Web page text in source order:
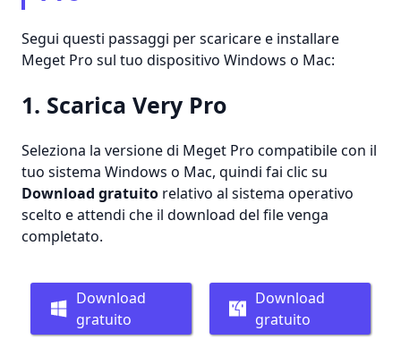
Segui questi passaggi per scaricare e installare
Meget Pro sul tuo dispositivo Windows o Mac:
1. Scarica Very Pro
Seleziona la versione di Meget Pro compatibile con il
tuo sistema Windows o Mac, quindi fai clic su
Download gratuito relativo al sistema operativo
scelto e attendi che il download del file venga
completato.
Download
gratuito
Download
gratuito